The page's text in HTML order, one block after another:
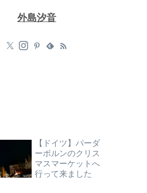
外島汐音
【ドイツ】パーダ
ーボルンのクリス
マスマーケットへ
行って来ました